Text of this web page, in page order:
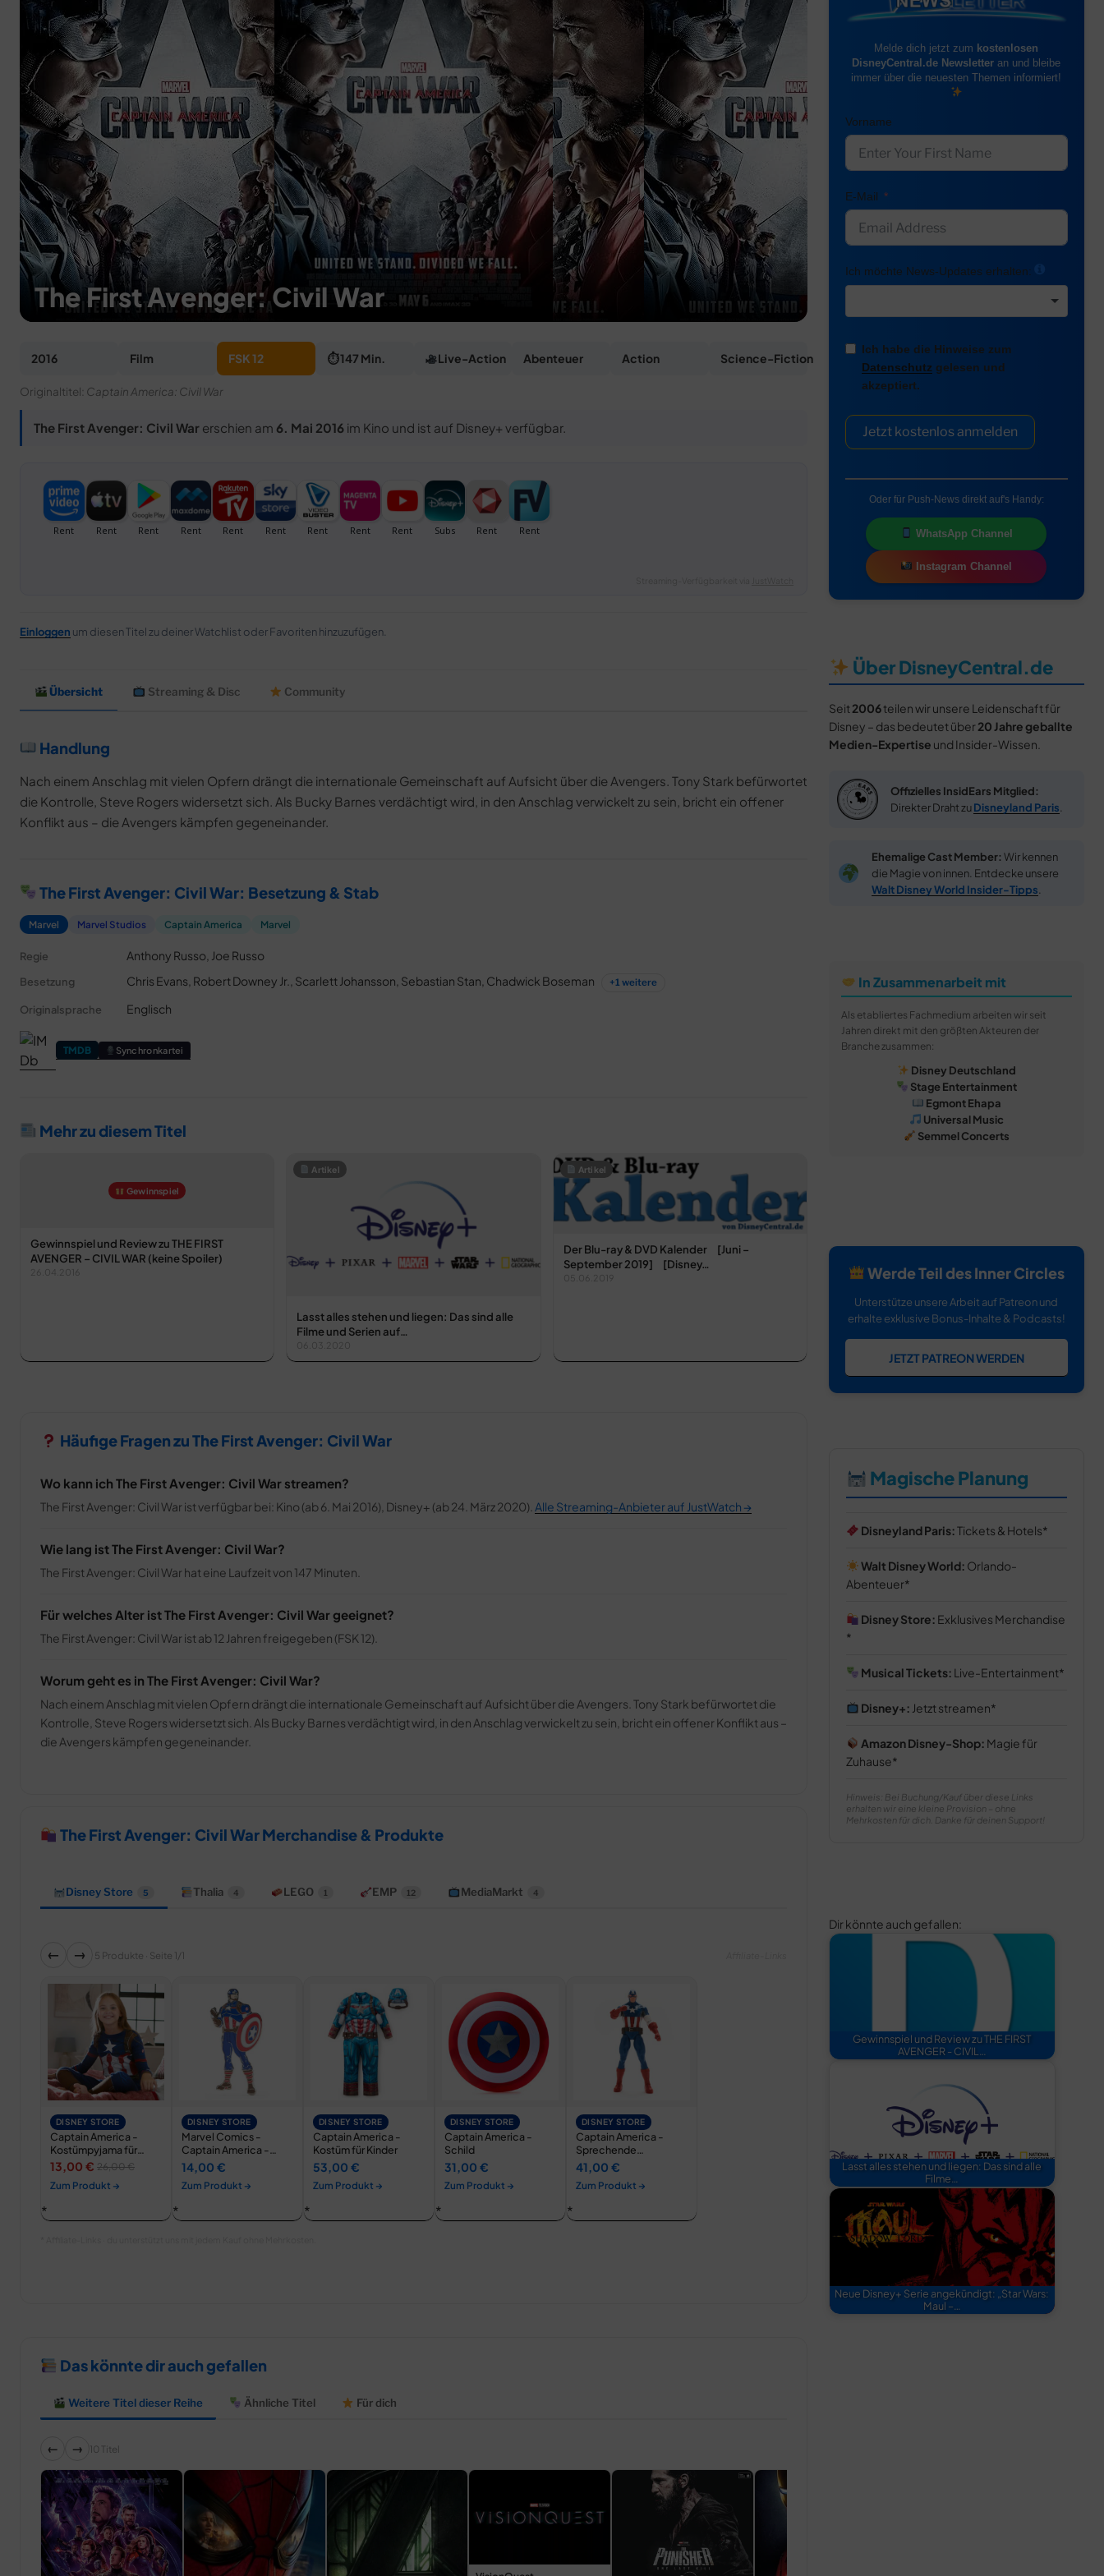
The First Avenger: Civil War
2016 Film FSK 12 ⏱ 147 Min. Live-Action Abenteuer Action Science-Fiction
Originaltitel: Captain America: Civil War
The First Avenger: Civil War erschien am 6. Mai 2016 im Kino und ist auf Disney+ verfügbar.
Einloggen um diesen Titel zu deiner Watchlist oder Favoriten hinzuzufügen.
Übersicht Streaming & Disc Community
Handlung
Nach einem Anschlag mit vielen Opfern drängt die internationale Gemeinschaft auf Aufsicht über die Avengers. Tony Stark befürwortet
die Kontrolle, Steve Rogers widersetzt sich. Als Bucky Barnes verdächtigt wird, in den Anschlag verwickelt zu sein, bricht ein offener
Konflikt aus – die Avengers kämpfen gegeneinander.
The First Avenger: Civil War: Besetzung & Stab
Marvel Marvel Studios Captain America Marvel
Regie Anthony Russo, Joe Russo
Besetzung Chris Evans, Robert Downey Jr., Scarlett Johansson, Sebastian Stan, Chadwick Boseman +1 weitere
Originalsprache Englisch
TMDB Synchronkartei
Mehr zu diesem Titel
Gewinnspiel
Gewinnspiel und Review zu THE FIRST
AVENGER – CIVIL WAR (keine Spoiler)
Artikel
Lasst alles stehen und liegen: Das sind alle
Filme und Serien auf…
Artikel
Der Blu-ray & DVD Kalender [Juni –
September 2019] [Disney…
05.06.2019
Häufige Fragen zu The First Avenger: Civil War
Wo kann ich The First Avenger: Civil War streamen?
The First Avenger: Civil War ist verfügbar bei: Kino (ab 6. Mai 2016), Disney+ (ab 24. März 2020). Alle Streaming-Anbieter auf JustWatch →
Wie lang ist The First Avenger: Civil War?
The First Avenger: Civil War hat eine Laufzeit von 147 Minuten.
Für welches Alter ist The First Avenger: Civil War geeignet?
The First Avenger: Civil War ist ab 12 Jahren freigegeben (FSK 12).
Worum geht es in The First Avenger: Civil War?
Nach einem Anschlag mit vielen Opfern drängt die internationale Gemeinschaft auf Aufsicht über die Avengers. Tony Stark befürwortet die
Kontrolle, Steve Rogers widersetzt sich. Als Bucky Barnes verdächtigt wird, in den Anschlag verwickelt zu sein, bricht ein offener Konflikt aus –
die Avengers kämpfen gegeneinander.
The First Avenger: Civil War Merchandise & Produkte
Disney Store 5 Thalia 4 LEGO 1 EMP 12 MediaMarkt 4
← → 5 Produkte · Seite 1/1
DISNEY STORE
Captain America -
Kostümpyjama für
Kinder
13,00 € 26,00 €
Zum Produkt →
DISNEY STORE
Marvel Comics -
Captain America -
Anstecknadel
14,00 €
Zum Produkt →
DISNEY STORE
Captain America -
Kostüm für Kinder
53,00 €
Zum Produkt →
DISNEY STORE
Captain America -
Schild
31,00 €
Zum Produkt →
DISNEY STORE
Captain America -
Sprechende
Actionfigur - 33 cm
41,00 €
Zum Produkt →
Das könnte dir auch gefallen
Weitere Titel dieser Reihe Ähnliche Titel Für dich
← → 10 Titel
Melde dich jetzt zum kostenlosen
DisneyCentral.de Newsletter an und bleibe
immer über die neuesten Themen informiert!
Vorname
E-Mail
Ich möchte News-Updates erhalten:
Ich habe die Hinweise zum
Datenschutz gelesen und
akzeptiert.
Jetzt kostenlos anmelden
Oder für Push-News direkt auf's Handy:
WhatsApp Channel
Instagram Channel
Über DisneyCentral.de
Seit 2006teilen wir unsere Leidenschaft für
Disney – das bedeutet über 20 Jahre geballte
Medien-Expertise und Insider-Wissen.
Offizielles InsidEars Mitglied:
Direkter Draht zuDisneyland Paris
Ehemalige Cast Member: Wir kennen
die Magie von innen. Entdecke unsere
Walt Disney World Insider-Tipps
In Zusammenarbeit mit
Als etabliertes Fachmedium arbeiten wir seit
Jahren direkt mit den größten Akteuren der
Branche zusammen:
Disney Deutschland
Stage Entertainment
Egmont Ehapa
Universal Music
Semmel Concerts
Werde Teil des Inner Circles
Unterstütze unsere Arbeit auf Patreon und
erhalte exklusive Bonus-Inhalte & Podcasts!
JETZT PATREON WERDEN
Magische Planung
Disneyland Paris:Tickets & Hotels
Walt Disney World: Orlando-
Abenteuer
Disney Store: Exklusives Merchandise
Musical Tickets: Live-Entertainment
Disney+: Jetzt streamen
Amazon Disney-Shop: Magie für
Zuhause
Hinweis: Bei Buchung/Kauf über diese Links
erhalten wir eine kleine Provision – ohne
Mehrkosten für dich. Danke für deinen Support!
Dir könnte auch gefallen:
Gewinnspiel und Review zu THE FIRST
AVENGER - CIVIL…
Lasst alles stehen und liegen: Das sind alle
Filme…
Neue Disney+ Serie angekündigt: „Star Wars:
Maul –…